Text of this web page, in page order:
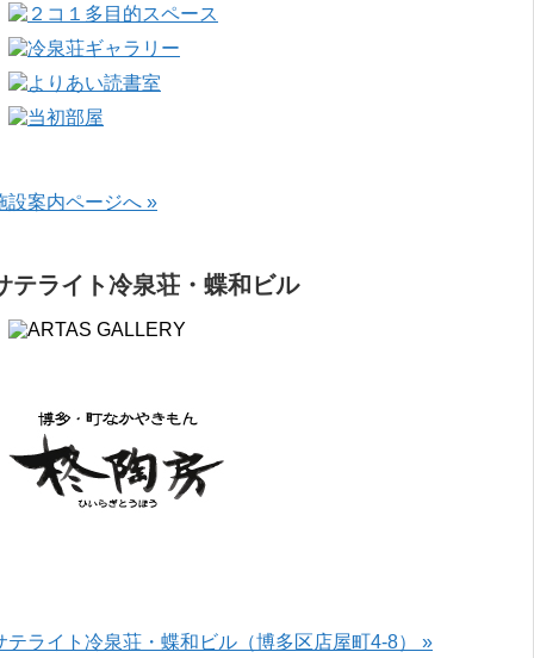
設案内ページへ »
テライト冷泉荘・蝶和ビル
テライト冷泉荘・蝶和ビル（博多区店屋町4-8） »